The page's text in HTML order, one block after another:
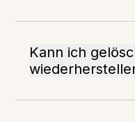
Kann ich